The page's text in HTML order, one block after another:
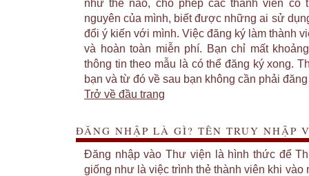
như thế nào, cho phép các thành viên
nguyên của mình, biết được những ai sử
đổi ý kiến với mình. Việc đăng ký làm thành
và hoàn toàn miễn phí. Bạn chỉ mất
thông tin theo mẫu là có thể đăng ký xong.
bạn và từ đó về sau bạn không cần phải
Trở về đầu trang
ĐĂNG NHẬP LÀ GÌ? TÊN TRUY NHẬP
Đăng nhập vào Thư viện là hình thức để
giống như là việc trình thẻ thành viên khi vào